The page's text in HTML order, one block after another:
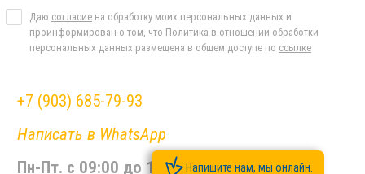
Напишите нам, мы онлайн.
Даю согласие на обработку моих персональных данных и
проинформирован о том, что Политика в отношении обработки
персональных данных размещена в общем доступе по ссылке
+7 (903) 685-79-93
Написать в WhatsApp
Пн-Пт. с 09:00 до 17:00, Сб-Вс. выходной